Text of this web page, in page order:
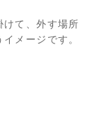
けて、外す場所
メージです。